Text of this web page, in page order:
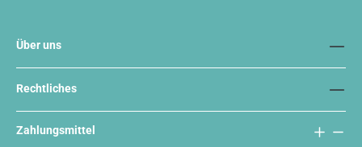
Über uns
Rechtliches
Zahlungsmittel